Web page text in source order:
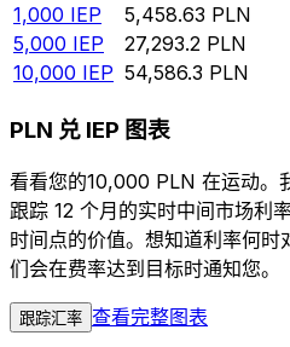
1,000 IEP 5,458.63 PLN
5,000 IEP 27,293.2 PLN
10,000 IEP 54,586.3 PLN
PLN 兑 IEP 图表
看看您的10,000 PLN 在运动。
跟踪 12 个月的实时中间市场利
时间点的价值。想知道利率何
们会在费率达到目标时通知您。
跟踪汇率 查看完整图表